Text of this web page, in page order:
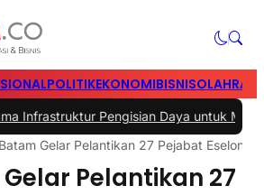
POLITIKEKONOMIBISNIS
Pengisian Daya untuk Mobil Listrik
Gelar Pelantikan 27 Pejabat Eselon
Pelantikan 27